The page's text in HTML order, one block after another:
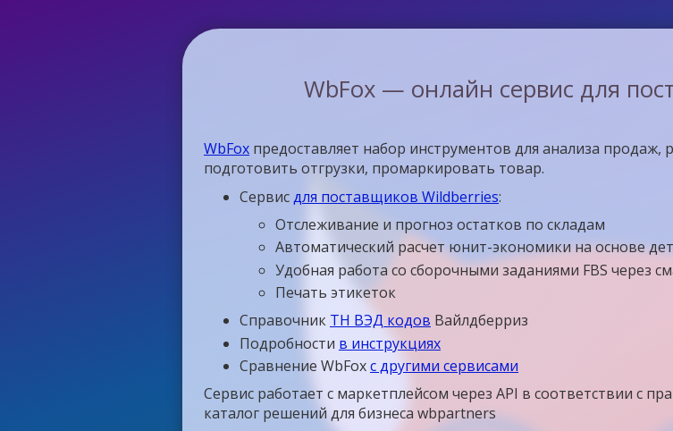
WbFox — онлайн сервис для
WbFox предоставляет набор инструментов для анализа продаж,
подготовить отгрузки, промаркировать товар.
Сервисдля поставщиков Wildberries:
Отслеживание и прогноз остатков по складам
Автоматический расчет юнит-экономики на основе
Удобная работа со сборочными заданиями FBS через
Печать этикеток
Справочник ТН ВЭД кодов Вайлдберриз
Подробности в инструкциях
Сравнение WbFoxс другими сервисами
Сервис работает с маркетплейсом через API в соответствии с
каталог решений для бизнеса wbpartners